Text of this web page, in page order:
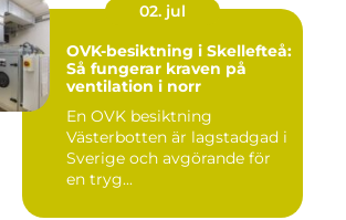
02. jul
OVK-besiktning i Skellefteå:
Så fungerar kraven på
ventilation i norr
En OVK besiktning
Västerbotten är lagstadgad i
Sverige och avgörande för
en tryg...